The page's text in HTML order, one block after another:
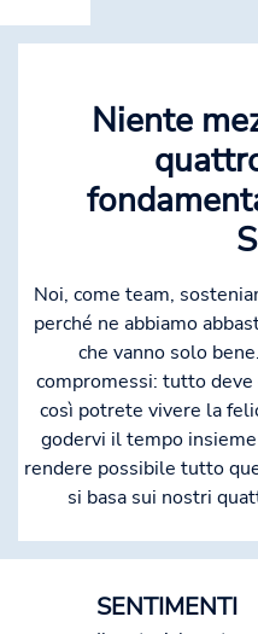
Niente
Noi, come team,
perché ne abbiamo
che vanno solo
compromessi: tutto
così potrete vivere la
godervi il tempo
rendere possibile tutto
si basa sui nostri
SENTIMENTI